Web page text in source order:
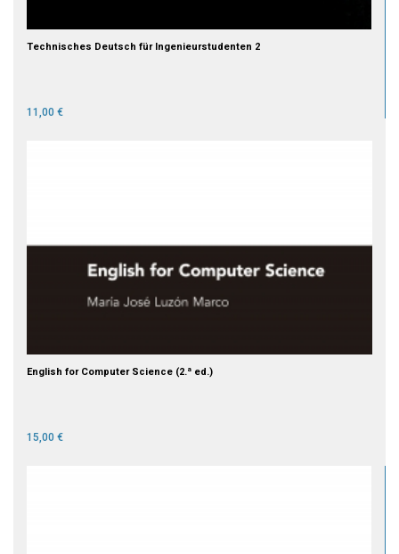
Technisches Deutsch für Ingenieurstudenten 2
11,00 €
English for Computer Science (2.ª ed.)
15,00 €